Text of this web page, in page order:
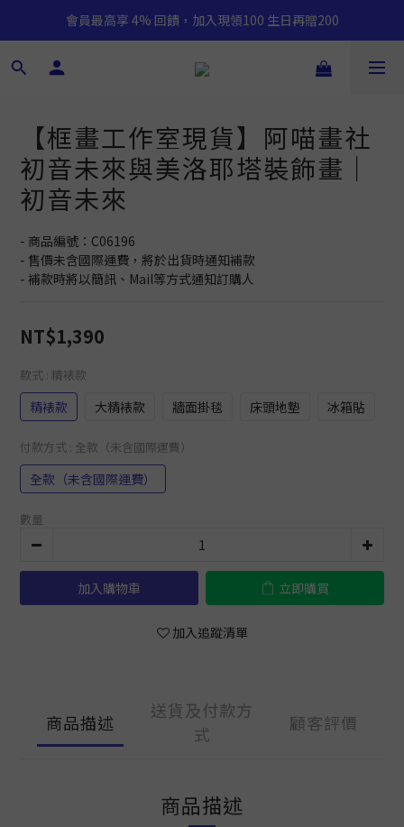
會員最高享 4% 回饋，加入現領100 生日再贈200
【框畫工作室現貨】阿喵畫社
初音未來與美洛耶塔裝飾畫｜
初音未來
- 商品編號：C06196
- 售價未含國際運費，將於出貨時通知補款
- 補款時將以簡訊、Mail等方式通知訂購人
NT$1,390
款式 : 精裱款
精裱款 大精裱款 牆面掛毯 床頭地墊 冰箱貼
付款方式 : 全款（未含國際運費）
全款（未含國際運費）
數量
加入購物車 立即購買
加入追蹤清單
商品描述
送貨及付款方
式
顧客評價
商品描述